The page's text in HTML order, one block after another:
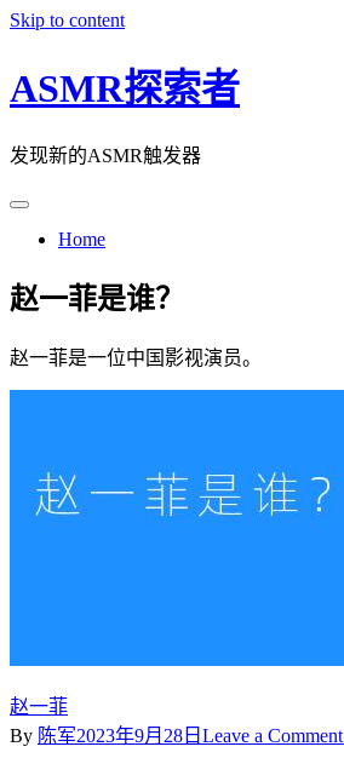
Skip to content
ASMR探索者
发现新的ASMR触发器
Home
赵一菲是谁？
赵一菲是一位中国影视演员。
赵一菲
By 陈军2023年9月28日 Leave a Comment